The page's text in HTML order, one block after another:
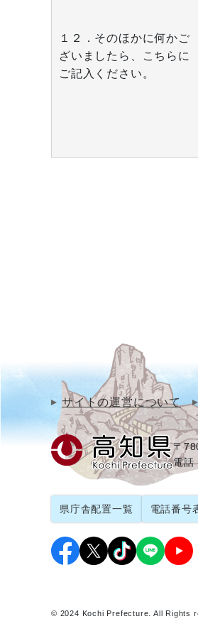
１２．そのほかに何かご
ざいましたら、こちらに
ご記入ください。
サイトの運営について
〒
電話
県庁舎配置一覧 電話番号
© 2024 Kochi Prefecture. All Rights